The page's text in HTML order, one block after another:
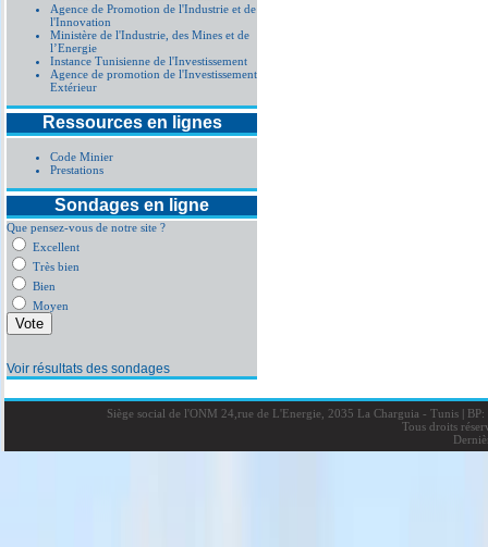
Agence de Promotion de l'Industrie et de
l'Innovation
Ministère de l'Industrie, des Mines et de
l’Energie
Instance Tunisienne de l'Investissement
Agence de promotion de l'Investissement
Extérieur
Ressources en lignes
Code Minier
Prestations
Sondages en ligne
Que pensez-vous de notre site ?
Excellent
Très bien
Bien
Moyen
Voir résultats des sondages
Siège social de l'ONM 24,rue de L'Energie, 2035 La Charguia - Tunis |BP:
Tous droits